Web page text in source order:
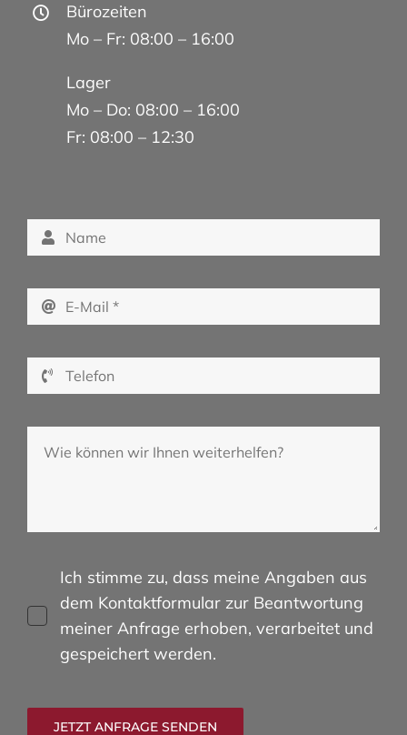
Bürozeiten
Mo – Fr: 08:00 – 16:00
Lager
Mo – Do: 08:00 – 16:00
Fr: 08:00 – 12:30
Ich stimme zu, dass meine Angaben aus
dem Kontaktformular zur Beantwortung
meiner Anfrage erhoben, verarbeitet und
gespeichert werden.
JETZT ANFRAGE SENDEN